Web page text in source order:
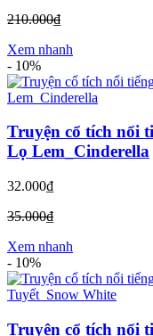
210.000₫
Xem nhanh
- 10%
Truyện cổ tích nổi
Lọ Lem_Cinderella
32.000₫
35.000₫
Xem nhanh
- 10%
Truyện cổ tích nổi